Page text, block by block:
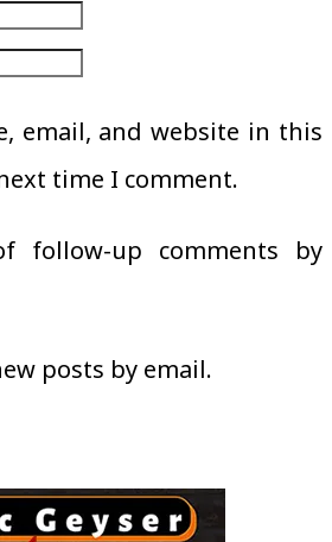
email, and website in this
time I comment.
follow-up comments by
posts by email.